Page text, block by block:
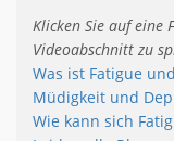
Klicken Sie auf eine
Videoabschnitt zu
Was ist Fatigue
Müdigkeit und
Wie kann sich